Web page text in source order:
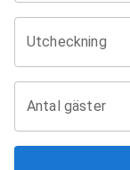
Utcheckning
Antal gäster